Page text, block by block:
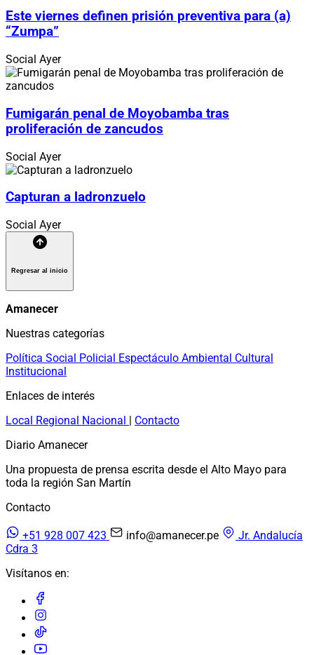
Este viernes definen prisión preventiva para (a)
“Zumpa”
Social Ayer
Fumigarán penal de Moyobamba tras
proliferación de zancudos
Social Ayer
Capturan a ladronzuelo
Social Ayer
Regresar al inicio
Amanecer
Nuestras categorías
Política Social Policial Espectáculo Ambiental Cultural
Institucional
Enlaces de interés
Local Regional Nacional | Contacto
Diario Amanecer
Una propuesta de prensa escrita desde el Alto Mayo para
toda la región San Martín
Contacto
+51 928 007 423 info@amanecer.pe
Jr. Andalucía
Cdra 3
Visítanos en: